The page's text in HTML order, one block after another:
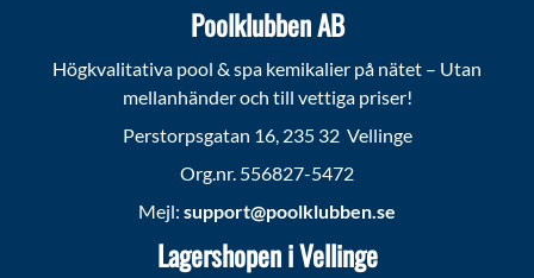
Poolklubben AB
Högkvalitativa pool & spa kemikalier på nätet – Utan
mellanhänder och till vettiga priser!
Perstorpsgatan 16, 235 32 Vellinge
Org.nr. 556827-5472
Mejl: support@poolklubben.se
Lagershopen i Vellinge